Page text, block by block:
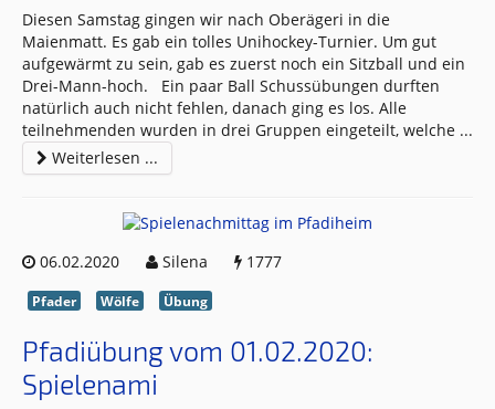
Diesen Samstag gingen wir nach Oberägeri in die
Maienmatt. Es gab ein tolles Unihockey-Turnier. Um gut
aufgewärmt zu sein, gab es zuerst noch ein Sitzball und ein
Drei-Mann-hoch. Ein paar Ball Schussübungen durften
natürlich auch nicht fehlen, danach ging es los. Alle
teilnehmenden wurden in drei Gruppen eingeteilt, welche ...
Weiterlesen ...
06.02.2020 Silena 1777
Pfader Wölfe Übung
Pfadiübung vom 01.02.2020:
Spielenami